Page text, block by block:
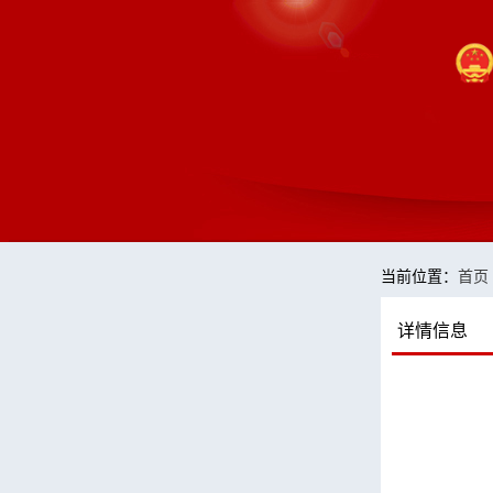
当前位置： 首页
详情信息